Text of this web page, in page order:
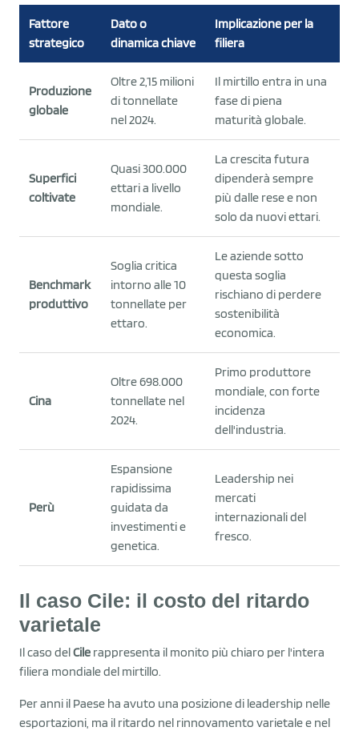
Fattore
strategico
Dato o
dinamica chiave
Implicazione per la
filiera
Produzione
globale
Oltre 2,15 milioni
di tonnellate
nel 2024.
Il mirtillo entra in una
fase di piena
maturità globale.
Superfici
coltivate
Quasi 300.000
ettari a livello
mondiale.
La crescita futura
dipenderà sempre
più dalle rese e non
solo da nuovi ettari.
Benchmark
produttivo
Soglia critica
intorno alle 10
tonnellate per
ettaro.
Le aziende sotto
questa soglia
rischiano di perdere
sostenibilità
economica.
Cina
Oltre 698.000
tonnellate nel
2024.
Primo produttore
mondiale, con forte
incidenza
dell'industria.
Perù
Espansione
rapidissima
guidata da
investimenti e
genetica.
Leadership nei
mercati
internazionali del
fresco.
Il caso Cile: il costo del ritardo
varietale
Il caso delCile rappresenta il monito più chiaro per l'intera
filiera mondiale del mirtillo.
Per anni il Paese ha avuto una posizione di leadership nelle
esportazioni, ma il ritardo nel rinnovamento varietale e nel